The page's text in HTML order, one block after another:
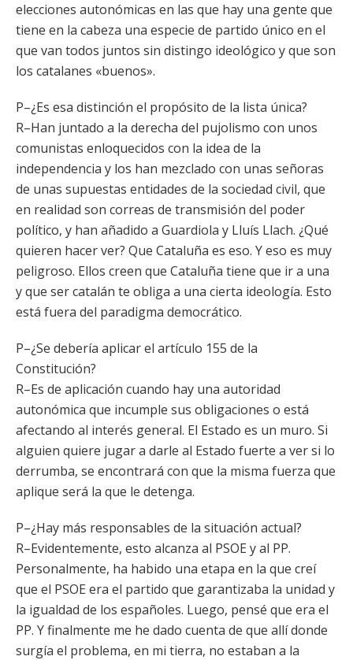
elecciones autonómicas en las que hay una gente que
tiene en la cabeza una especie de partido único en el
que van todos juntos sin distingo ideológico y que son
los catalanes «buenos».
P–¿Es esa distinción el propósito de la lista única?
R–Han juntado a la derecha del pujolismo con unos
comunistas enloquecidos con la idea de la
independencia y los han mezclado con unas señoras
de unas supuestas entidades de la sociedad civil, que
en realidad son correas de transmisión del poder
político, y han añadido a Guardiola y Lluís Llach. ¿Qué
quieren hacer ver? Que Cataluña es eso. Y eso es muy
peligroso. Ellos creen que Cataluña tiene que ir a una
y que ser catalán te obliga a una cierta ideología. Esto
está fuera del paradigma democrático.
P–¿Se debería aplicar el artículo 155 de la
Constitución?
R–Es de aplicación cuando hay una autoridad
autonómica que incumple sus obligaciones o está
afectando al interés general. El Estado es un muro. Si
alguien quiere jugar a darle al Estado fuerte a ver si lo
derrumba, se encontrará con que la misma fuerza que
aplique será la que le detenga.
P–¿Hay más responsables de la situación actual?
R–Evidentemente, esto alcanza al PSOE y al PP.
Personalmente, ha habido una etapa en la que creí
que el PSOE era el partido que garantizaba la unidad y
la igualdad de los españoles. Luego, pensé que era el
PP. Y finalmente me he dado cuenta de que allí donde
surgía el problema, en mi tierra, no estaban a la